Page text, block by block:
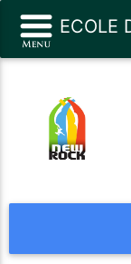
ECOLE